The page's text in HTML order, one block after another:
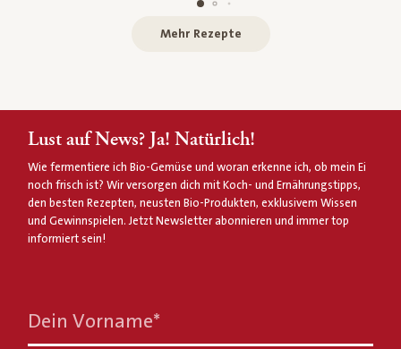
Mehr Rezepte
Lust auf News? Ja! Natürlich!
Wie fermentiere ich Bio-Gemüse und woran erkenne ich, ob mein Ei
noch frisch ist? Wir versorgen dich mit Koch- und Ernährungstipps,
den besten Rezepten, neusten Bio-Produkten, exklusivem Wissen
und Gewinnspielen. Jetzt Newsletter abonnieren und immer top
informiert sein!
Dein Vorname*